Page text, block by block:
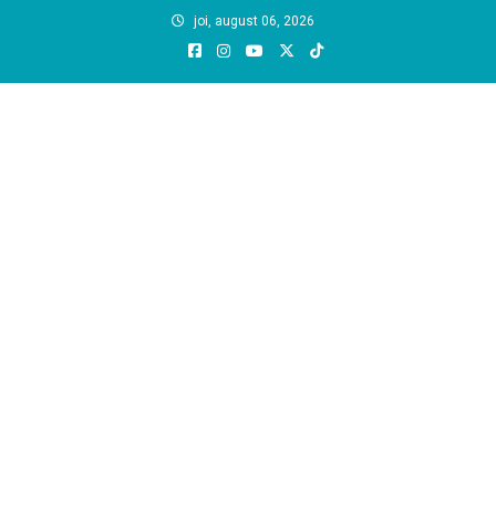
joi, august 06, 2026